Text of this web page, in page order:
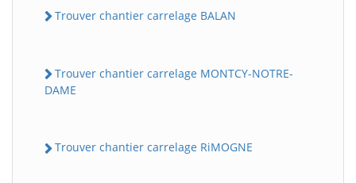
Trouver chantier carrelage BALAN
Trouver chantier carrelage MONTCY-NOTRE-
DAME
Trouver chantier carrelage RiMOGNE